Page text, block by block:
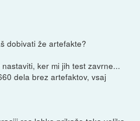
dobivati že artefakte?
ker mi jih test zavrne...
dela brez artefaktov, vsaj